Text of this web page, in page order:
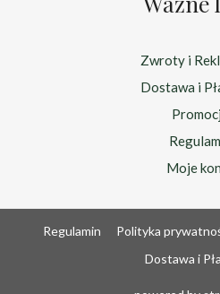
Zwroty i
Dostawa i
Moje
Regulamin Polityka
Dostawa i